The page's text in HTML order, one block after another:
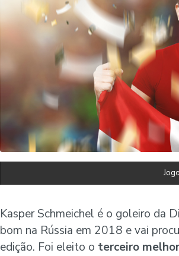
Kasper Schmeichel é o goleiro da
bom na Rússia em 2018 e vai
edição. Foi eleito o terceiro